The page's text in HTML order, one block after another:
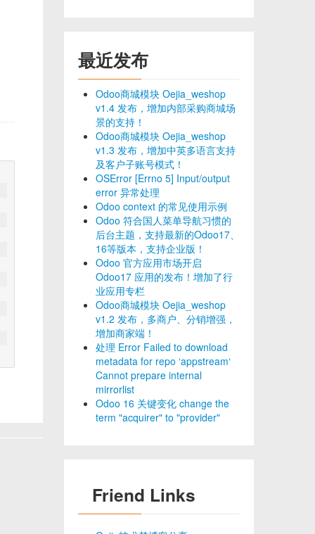
最近发布
Odoo商城模块 Oejia_weshop
v1.4 发布，增加内部采购商城场
景的支持！
Odoo商城模块 Oejia_weshop
v1.3 发布，增加中英多语言支持
及客户子账号模式！
OSError [Errno 5] Input/output
error 异常处理
Odoo context 的常见使用示例
Odoo 符合国人菜单导航习惯的
后台主题，支持最新的Odoo17、
16等版本，支持企业版！
Odoo 官方应用市场开启
Odoo17 应用的发布！增加了行
业应用专栏
Odoo商城模块 Oejia_weshop
v1.2 发布，多商户、分销增强，
增加商家端！
处理 Error Failed to download
metadata for repo ‘appstream‘
Cannot prepare internal
mirrorlist
Odoo 16 关键变化 change the
term "acquirer" to "provider"
Friend Links